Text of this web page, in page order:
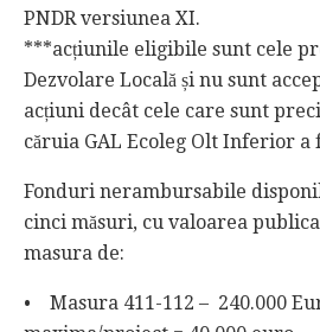
PNDR versiunea XI.
***acțiunile eligibile sunt cele
Dezvolare Locală și nu sunt
acțiuni decât cele care sunt
căruia GAL Ecoleg Olt Inferior a
Fonduri nerambursabile
cinci măsuri, cu valoarea
masura de:
• Masura 411-112 – 240.000